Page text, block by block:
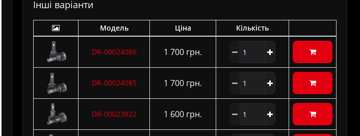
Інші варіанти
Модель Ціна Кількість
DR-00024086 1 700 грн.
DR-00024085 1 700 грн.
DR-00023822 1 600 грн.